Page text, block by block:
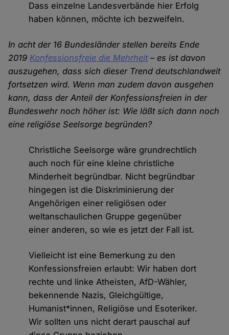
Dass einzelne Landesverbände hier Erfolg
haben können, möchte ich bezweifeln.
In acht der 16 Bundesländer stellen bereits Ende
2019 Konfessionsfreie die Mehrheit– es ist davon
auszugehen, dass sich dieser Trend deutschlandweit
fortsetzen wird. Wenn man zudem davon ausgehen
kann, dass der Anteil der Konfessionsfreien in der
Bundeswehr noch höher ist: Wie läßt sich dann noch
eine religiöse Seelsorge begründen?
Christliche Seelsorge wäre grundrechtlich
auch noch für eine kleine christliche
Minderheit begründbar. Nicht begründbar
hingegen ist die Diskriminierung der
Angehörigen einer religiösen oder
weltanschaulichen Gruppe gegenüber
einer anderen, so wie es jetzt der Fall ist.
Vielleicht ist eine Bemerkung zu den
Konfessionsfreien erlaubt: Wir haben dort
rechte und linke Atheisten, AfD-Wähler,
bekennende Nazis, Gleichgültige,
Humanist*innen, Religiöse und Esoteriker.
Wir sollten uns nicht derart pauschal auf